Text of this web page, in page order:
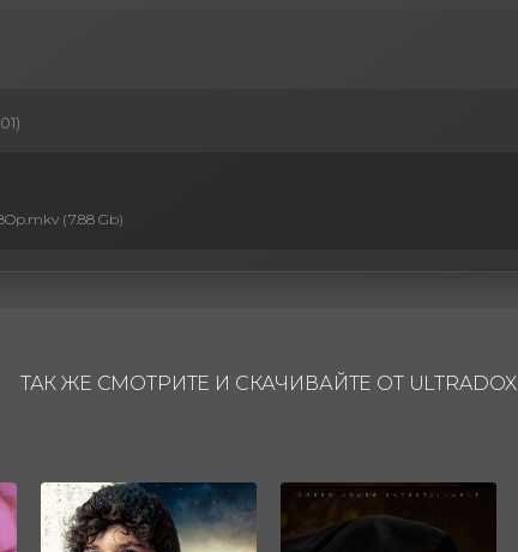
(7.88 Gb)
ТАК ЖЕ СМОТРИТЕ И СКАЧИВАЙТЕ ОТ ULTRADOX